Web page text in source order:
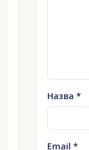
Назва *
Email *